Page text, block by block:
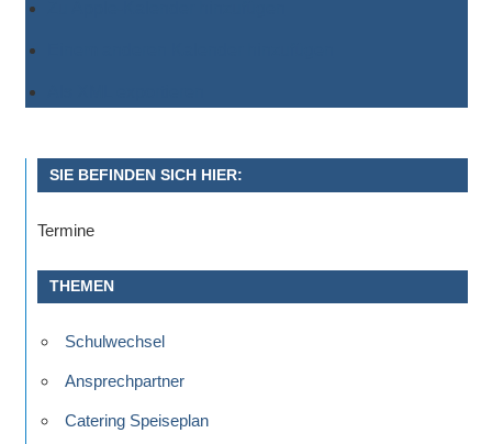
SIE BEFINDEN SICH HIER:
Termine
THEMEN
Schulwechsel
Ansprechpartner
Catering Speiseplan